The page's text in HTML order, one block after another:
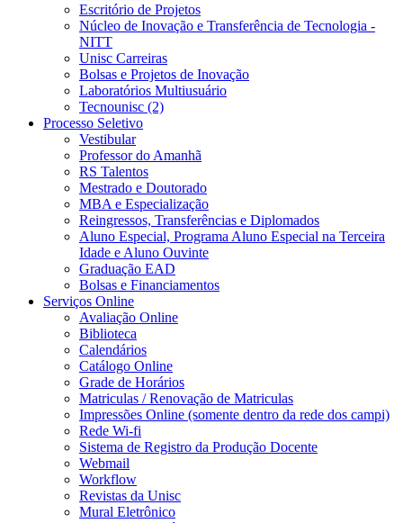
Escritório de Projetos
Núcleo de Inovação e Transferência de Tecnologia -
NITT
Unisc Carreiras
Bolsas e Projetos de Inovação
Laboratórios Multiusuário
Tecnounisc (2)
Processo Seletivo
Vestibular
Professor do Amanhã
RS Talentos
Mestrado e Doutorado
MBA e Especialização
Reingressos, Transferências e Diplomados
Aluno Especial, Programa Aluno Especial na Terceira
Idade e Aluno Ouvinte
Graduação EAD
Bolsas e Financiamentos
Serviços Online
Avaliação Online
Biblioteca
Calendários
Catálogo Online
Grade de Horários
Matriculas / Renovação de Matriculas
Impressões Online (somente dentro da rede dos campi)
Rede Wi-fi
Sistema de Registro da Produção Docente
Webmail
Workflow
Revistas da Unisc
Mural Eletrônico